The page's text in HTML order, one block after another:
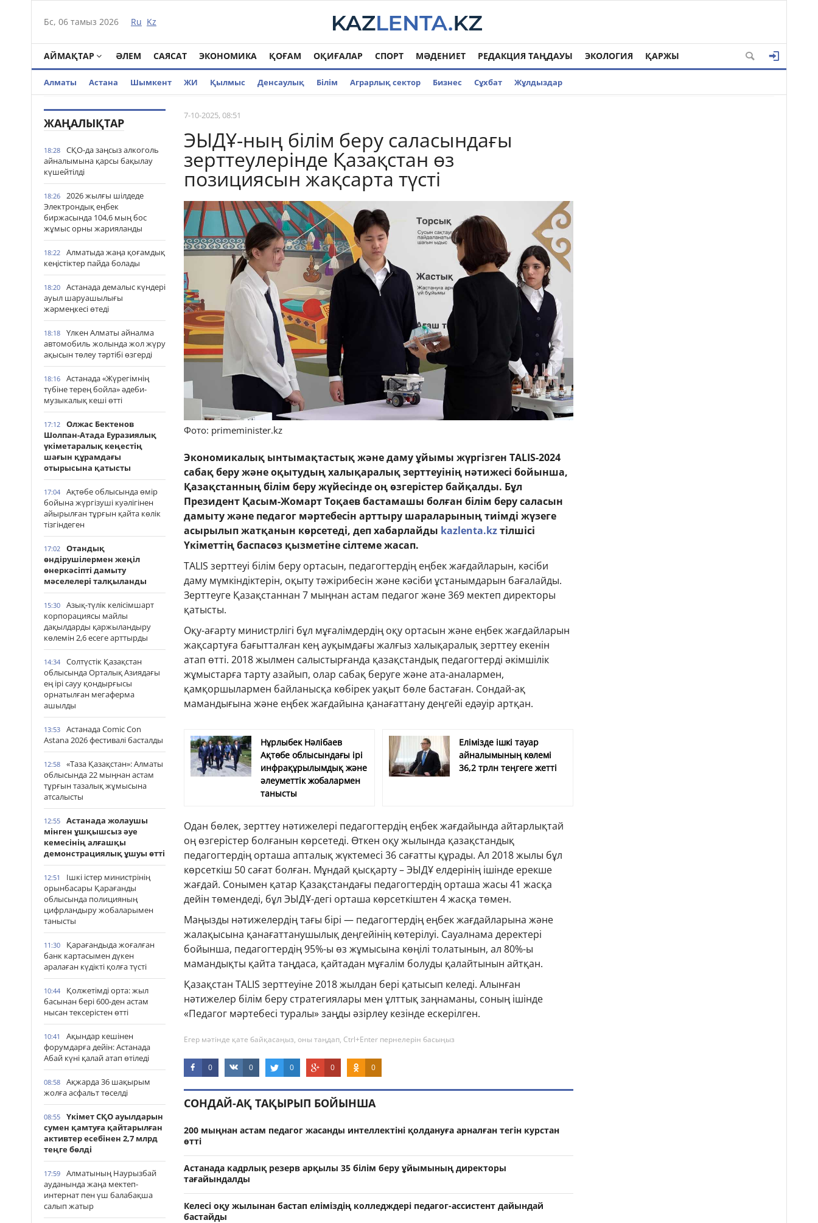
Бс, 06 тамыз 2026 Ru Kz
АЙМАҚТАР ӘЛЕМ САЯСАТ ЭКОНОМИКА ҚОҒАМ ОҚИҒАЛАР СПОРТ МӘДЕНИЕТ РЕДАКЦИЯ ТАҢДАУЫ ЭКОЛОГИЯ ҚАРЖЫ
Алматы Астана Шымкент ЖИ Қылмыс Денсаулық Білім Аграрлық сектор Бизнес Cұхбат Жұлдыздар
ЖАҢАЛЫҚТАР
18:28
СҚО-да заңсыз алкоголь
айналымына қарсы бақылау
күшейтілді
18:26
2026 жылғы шілдеде
Электрондық еңбек
биржасында 104,6 мың бос
жұмыс орны жарияланды
18:22
Алматыда жаңа қоғамдық
кеңістіктер пайда болады
18:20
Астанада демалыс күндері
ауыл шаруашылығы
жәрмеңкесі өтеді
18:18
Үлкен Алматы айналма
автомобиль жолында жол жүру
ақысын төлеу тәртібі өзгерді
18:16
Астанада «Жүрегімнің
түбіне терең бойла» әдеби-
музыкалық кеші өтті
17:12
Олжас Бектенов
Шолпан-Атада Еуразиялық
үкіметаралық кеңестің
шағын құрамдағы
отырысына қатысты
17:04
Ақтөбе облысында өмір
бойына жүргізуші куәлігінен
айырылған тұрғын қайта көлік
тізгіндеген
17:02
Отандық
өндірушілермен жеңіл
өнеркәсіпті дамыту
мәселелері талқыланды
15:30
Азық-түлік келісімшарт
корпорациясы майлы
дақылдарды қаржыландыру
көлемін 2,6 есеге арттырды
14:34
Солтүстік Қазақстан
облысында Орталық Азиядағы
ең ірі сауу қондырғысы
орнатылған мегаферма
ашылды
13:53
Астанада Comic Con
Astana 2026 фестивалі басталды
12:58
«Таза Қазақстан»: Алматы
облысында 22 мыңнан астам
тұрғын тазалық жұмысына
атсалысты
12:55
Астанада жолаушы
мінген ұшқышсыз әуе
кемесінің алғашқы
демонстрациялық ұшуы өтті
12:51
Ішкі істер министрінің
орынбасары Қарағанды
облысында полицияның
цифрландыру жобаларымен
танысты
11:30
Қарағандыда жоғалған
банк картасымен дүкен
аралаған күдікті қолға түсті
10:44
Қолжетімді орта: жыл
басынан бері 600-ден астам
нысан тексерістен өтті
10:41
Ақындар кешінен
форумдарға дейін: Астанада
Абай күні қалай атап өтіледі
08:58
Ақжарда 36 шақырым
жолға асфальт төселді
08:55
Үкімет СҚО ауылдарын
сумен қамтуға қайтарылған
активтер есебінен 2,7 млрд
теңге бөлді
17:59
Алматының Наурызбай
ауданында жаңа мектеп-
интернат пен үш балабақша
салып жатыр
7-10-2025, 08:51
ЭЫДҰ-ның білім беру саласындағы
зерттеулерінде Қазақстан өз
позициясын жақсарта түсті
Фото: primeminister.kz
Экономикалық ынтымақтастық және даму ұйымы жүргізген TALIS-2024
сабақ беру және оқытудың халықаралық зерттеуінің нәтижесі бойынша,
Қазақстанның білім беру жүйесінде оң өзгерістер байқалды. Бұл
Президент Қасым-Жомарт Тоқаев бастамашы болған білім беру саласын
дамыту және педагог мәртебесін арттыру шараларының тиімді жүзеге
асырылып жатқанын көрсетеді, деп хабарлайды kazlenta.kzтілшісі
Үкіметтің баспасөз қызметіне сілтеме жасап.
TALIS зерттеуі білім беру ортасын, педагогтердің еңбек жағдайларын, кәсіби
даму мүмкіндіктерін, оқыту тәжірибесін және кәсіби ұстанымдарын бағалайды.
Зерттеуге Қазақстаннан 7 мыңнан астам педагог және 369 мектеп директоры
қатысты.
Оқу-ағарту министрлігі бұл мұғалімдердің оқу ортасын және еңбек жағдайларын
жақсартуға бағытталған кең ауқымдағы жалғыз халықаралық зерттеу екенін
атап өтті. 2018 жылмен салыстырғанда қазақстандық педагогтерді әкімшілік
жұмыстарға тарту азайып, олар сабақ беруге және ата-аналармен,
қамқоршылармен байланысқа көбірек уақыт бөле бастаған. Сондай-ақ
мамандығына және еңбек жағдайына қанағаттану деңгейі едәуір артқан.
Нұрлыбек Нәлібаев
Ақтөбе облысындағы ірі
инфрақұрылымдық және
әлеуметтік жобалармен
танысты
Елімізде ішкі тауар
айналымының көлемі
36,2 трлн теңгеге жетті
Одан бөлек, зерттеу нәтижелері педагогтердің еңбек жағдайында айтарлықтай
оң өзгерістер болғанын көрсетеді. Өткен оқу жылында қазақстандық
педагогтердің орташа апталық жүктемесі 36 сағатты құрады. Ал 2018 жылы бұл
көрсеткіш 50 сағат болған. Мұндай қысқарту – ЭЫДҰ елдерінің ішінде ерекше
жағдай. Сонымен қатар Қазақстандағы педагогтердің орташа жасы 41 жасқа
дейін төмендеді, бұл ЭЫДҰ-дегі орташа көрсеткіштен 4 жасқа төмен.
Маңызды нәтижелердің тағы бірі — педагогтердің еңбек жағдайларына және
жалақысына қанағаттанушылық деңгейінің көтерілуі. Сауалнама деректері
бойынша, педагогтердің 95%-ы өз жұмысына көңілі толатынын, ал 80%-ы
мамандықты қайта таңдаса, қайтадан мұғалім болуды қалайтынын айтқан.
Қазақстан TALIS зерттеуіне 2018 жылдан бері қатысып келеді. Алынған
нәтижелер білім беру стратегиялары мен ұлттық заңнаманы, соның ішінде
«Педагог мәртебесі туралы» заңды әзірлеу кезінде ескерілген.
Егер мәтінде қате байқасаңыз, оны таңдап, Ctrl+Enter пернелерін басыңыз
0 0 0 0 0
СОНДАЙ-АҚ ТАҚЫРЫП БОЙЫНША
200 мыңнан астам педагог жасанды интеллектіні қолдануға арналған тегін курстан
өтті
Астанада кадрлық резерв арқылы 35 білім беру ұйымының директоры
тағайындалды
Келесі оқу жылынан бастап еліміздің колледждері педагог-ассистент дайындай
бастайды